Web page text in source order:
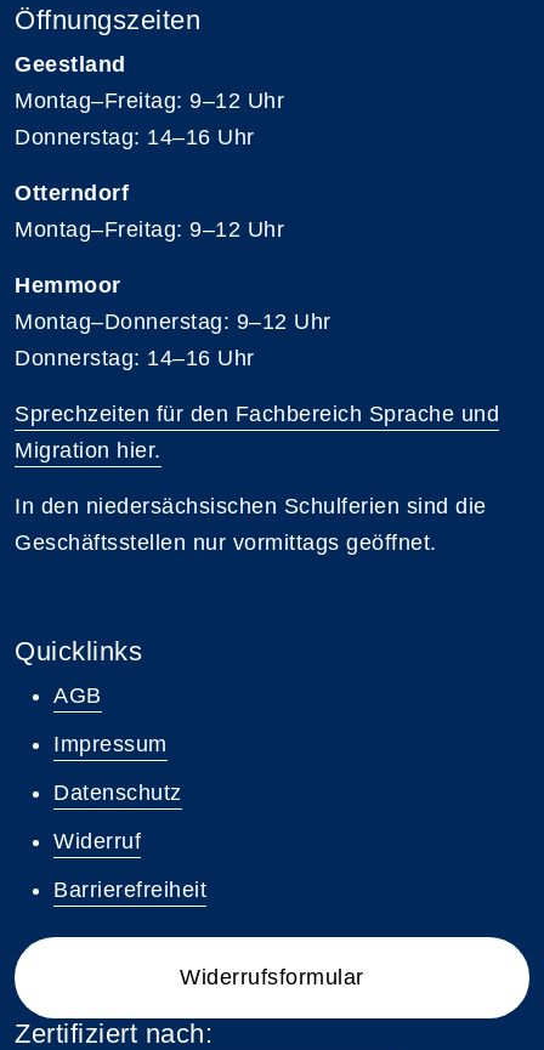
Öffnungszeiten
Geestland
Montag–Freitag: 9–12 Uhr
Donnerstag: 14–16 Uhr
Otterndorf
Montag–Freitag: 9–12 Uhr
Hemmoor
Montag–Donnerstag: 9–12 Uhr
Donnerstag: 14–16 Uhr
Sprechzeiten für den Fachbereich Sprache und
Migration hier.
In den niedersächsischen Schulferien sind die
Geschäftsstellen nur vormittags geöffnet.
Quicklinks
AGB
Impressum
Datenschutz
Widerruf
Barrierefreiheit
Widerrufsformular
Zertifiziert nach: